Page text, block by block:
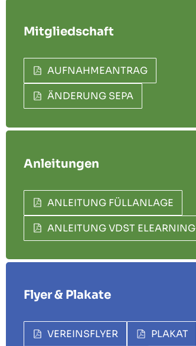
Mitgliedschaft
AUFNAHMEANTRAG
ÄNDERUNG SEPA
Anleitungen
ANLEITUNG FÜLLANLAGE
ANLEITUNG VDST ELEARNING
Flyer & Plakate
VEREINSFLYER PLAKAT